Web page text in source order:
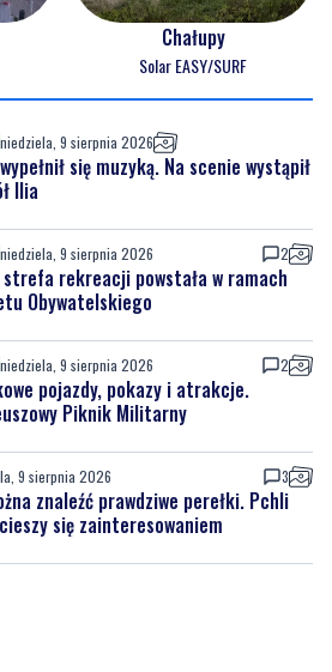
Chałupy
Solar EASY/SURF
niedziela, 9 sierpnia 2026
się muzyką. Na scenie wystąpił
Ilia
niedziela, 9 sierpnia 2026 2
strefa rekreacji powstała w ramach
Obywatelskiego
niedziela, 9 sierpnia 2026 2
pojazdy, pokazy i atrakcje.
Piknik Militarny
9 sierpnia 2026 3
znaleźć prawdziwe perełki. Pchli
się zainteresowaniem